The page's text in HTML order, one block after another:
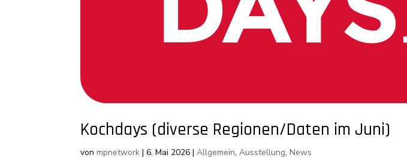
Kochdays (diverse Regionen/Daten im Juni)
vonmpnetwork |6. Mai 2026 |Allgemein,Ausstellung,News